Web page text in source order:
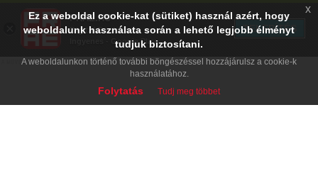
Ez a weboldal cookie-kat (sütiket) használ azért, hogy
weboldalunk használata során a lehető legjobb élményt
tudjuk biztosítani.
A weboldalunkon történő további böngészéssel hozzájárulsz a cookie-k
használatához.
Folytatás Tudj meg többet
x
PRAE.HU
Digital Evolution
Ingyenes - Google Play
TELEPÍTÉS